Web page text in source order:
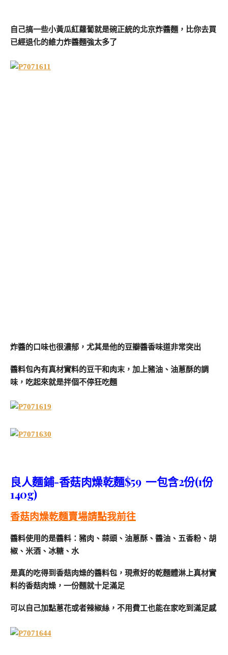
自己搞一些小黃瓜紅蘿蔔就是碗正統的北京炸醬麵，比你去買
已經退化的維力炸醬麵強太多了
炸醬的口味也很濃郁，尤其是他的豆瓣醬香味道非常突出
醬料包內有真材實料的豆干和肉末，加上豬油、油蔥酥的調
味，吃起來就是拌個不停狂吃麵
良人麵鋪-香菇肉燥乾麵$59 一包含2份(1份
140g)
香菇肉燥乾麵賣場請點我前往
醬料使用的是醬料：豬肉、蒜頭、油蔥酥、醬油、五香粉、胡
椒、米酒、冰糖、水
是真的吃得到香菇肉燥的醬料包，現煮好的乾麵體淋上真材實
料的香菇肉燥，一份麵就十足滿足
可以自己加點蔥花或者辣椒絲，不用費工也能在家吃到滿足感